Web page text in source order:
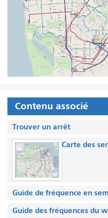
Contenu associé
Trouver un arrêt
Carte des
Guide de fréquence en
Guide des fréquences du